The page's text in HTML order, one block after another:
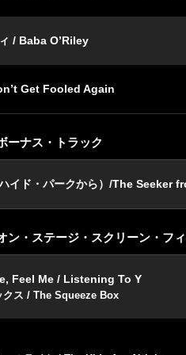
/ Baba O’Riley
Get Fooled Again
ーナス・トラック
イド・パークから）/The Seeker
ン・ステージ・スクリーン・フ
Feel Me / Listening To Y
クス / The Squeeze Box